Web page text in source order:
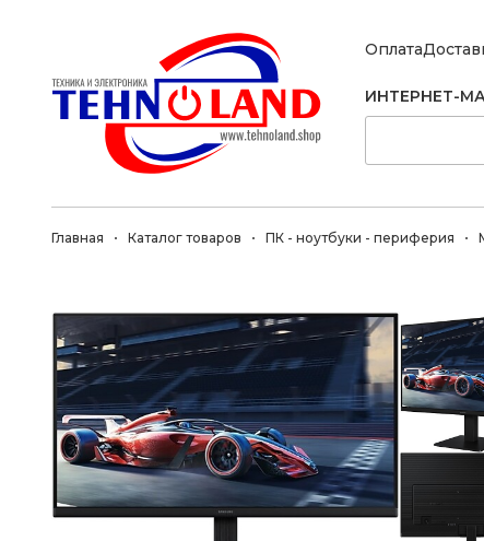
Оплата
ИНТЕРНЕТ-
Главная Каталог товаров ПК - ноутбуки - периферия